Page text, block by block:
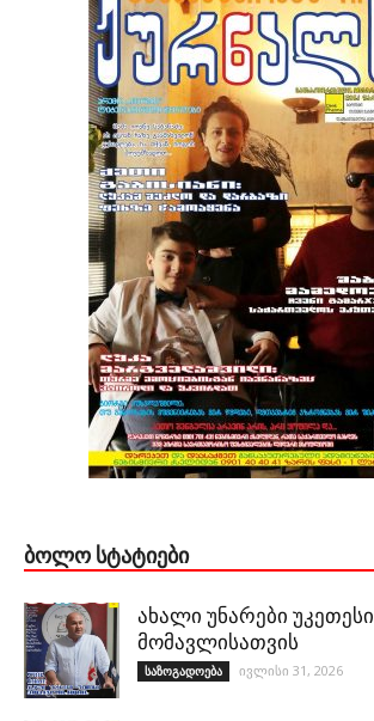
ᲑᲝᲚᲝ ᲡᲢᲐᲢᲘᲔᲑᲘ
ახალი უნარები უკეთესი
მომავლისათვის
საზოგადოება ივლისი 31, 2026